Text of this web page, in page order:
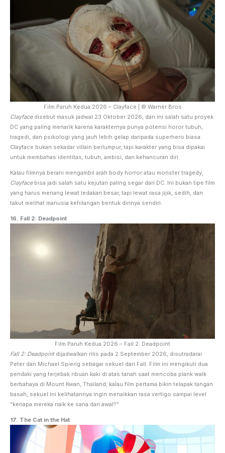
Film Paruh Kedua 2026 – Clayface | © Warner Bros
Clayfacedisebut masuk jadwal 23 Oktober 2026, dan ini salah satu proyek
DC yang paling menarik karena karakternya punya potensi horor tubuh,
tragedi, dan psikologi yang jauh lebih gelap daripada superhero biasa.
Clayface bukan sekadar villain berlumpur, tapi karakter yang bisa dipakai
untuk membahas identitas, tubuh, ambisi, dan kehancuran diri.
Kalau filmnya berani mengambil arah body horror atau monster tragedy,
Clayfacebisa jadi salah satu kejutan paling segar dari DC. Ini bukan tipe film
yang harus menang lewat ledakan besar, tapi lewat rasa jijik, sedih, dan
takut melihat manusia kehilangan bentuk dirinya sendiri.
16. Fall 2: Deadpoint
Film Paruh Kedua 2026 – Fall 2: Deadpoint
Fall 2: Deadpoint dijadwalkan rilis pada 2 September 2026, disutradarai
Peter dan Michael Spierig sebagai sekuel dari Fall. Film ini mengikuti dua
pendaki yang terjebak ribuan kaki di atas tanah saat mencoba plank walk
berbahaya di Mount Kwan, Thailand; kalau film pertama bikin telapak tangan
basah, sekuel ini kelihatannya ingin menaikkan rasa vertigo sampai level
“kenapa mereka naik ke sana dari awal?”
17. The Cat in the Hat